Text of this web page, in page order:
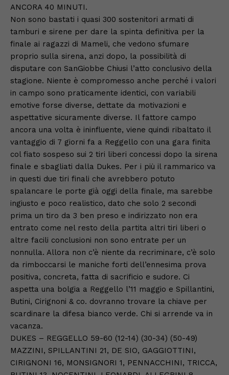
ANCORA 40 MINUTI.
Non sono bastati i quasi 300 sostenitori armati di
tamburi e sirene per dare la spinta definitiva per la
finale ai ragazzi di Mameli, che vedono sfumare
proprio sulla sirena, anzi dopo, la possibilità di
disputare con SanGiobbe Chiusi l’atto conclusivo della
stagione. Niente è compromesso anche perché i valori
in campo sono praticamente identici, con variabili
emotive forse diverse, dettate da motivazioni e
aspettative sicuramente diverse. Il fattore campo
ancora una volta è ininfluente, viene quindi ribaltato il
vantaggio di 7 giorni fa a Reggello con una gara finita
col fiato sospeso sui 2 tiri liberi concessi dopo la sirena
finale e sbagliati dalla Dukes. Per i più il rammarico va
in questi due tiri finali che avrebbero potuto
spalancare le porte già oggi della finale, ma sarebbe
ingiusto e poco realistico, dato che solo 2 secondi
prima un tiro da 3 ben preso e indirizzato non era
entrato come nel resto della partita altri tiri liberi o
altre facili conclusioni non sono entrate per un
nonnulla. Allora non c’è niente da recriminare, c’è solo
da rimboccarsi le maniche forti dell’ennesima prova
positiva, concreta, fatta di sacrificio e sudore. Ci
aspetta una bolgia a Reggello l’11 maggio e Spillantini,
Butini, Cirignoni & co. dovranno trovare la chiave per
scardinare la difesa bianco verde. Chi si arrende va in
vacanza.
DUKES – REGGELLO 59-60 (12-14) (30-34) (50-49)
MAZZINI, SPILLANTINI 21, DE SIO, GAGGIOTTINI,
CIRIGNONI 16, MONSIGNORI 1, PENNACCHINI, TRICCA,